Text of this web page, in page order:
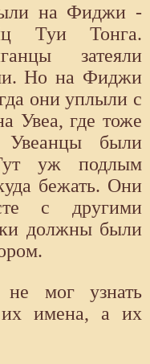
на Фиджи -
Туи Тонга.
затеяли
Но на Фиджи
они уплыли с
Увеа, где тоже
Увеанцы были
уж подлым
бежать. Они
с другими
должны были
не мог узнать
имена, а их